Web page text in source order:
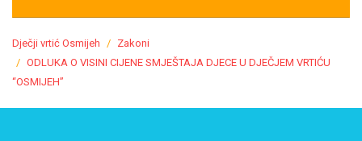
Dječji vrtić Osmijeh
Zakoni
ODLUKA O VISINI CIJENE SMJEŠTAJA DJECE U DJEČJEM VRTIĆU
“OSMIJEH”